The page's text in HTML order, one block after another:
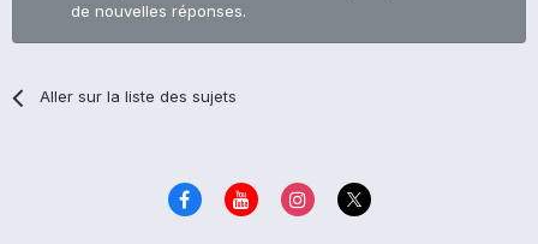
de nouvelles réponses.
Aller sur la liste des sujets